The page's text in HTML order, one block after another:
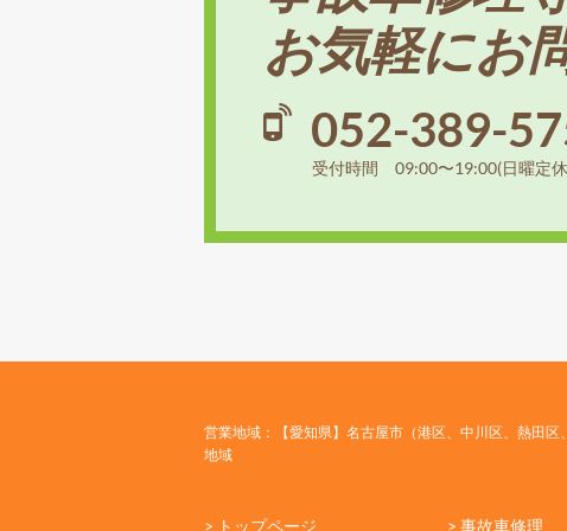
お気軽にお
052-389-
受付時間 09:00〜19:00(日曜定
営業地域：【愛知県】名古屋市（港区、中川区、熱田
地域
> トップページ > 事故車修理